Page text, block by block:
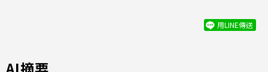
用LINE傳送